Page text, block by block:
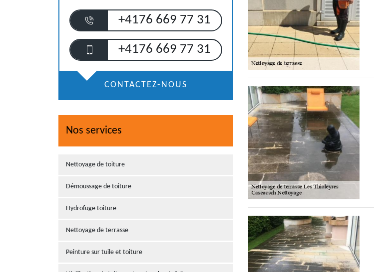
+4176 669 77 31
+4176 669 77 31
CONTACTEZ-NOUS
Nos services
Nettoyage de toiture
Démoussage de toiture
Hydrofuge toiture
Nettoyage de terrasse
Peinture sur tuile et toiture